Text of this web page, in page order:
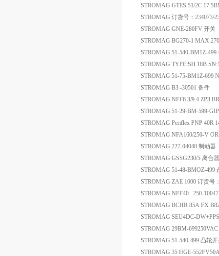
STROMAG GTES 51/2C
STROMAG 订货号：234073/
STROMAG GNE-280FV 开关
STROMAG BG270-1
STROMAG 51-540-BM1Z-
STROMAG TYPE:SH 18B
STROMAG 51-75-BM1Z-699
STROMAG B3 -30501 备件
STROMAG NFF6.3/9.4 ZP3
STROMAG 51-29-BM-599-
STROMAG Periflex PNP 40R
STROMAG NFA160/250-V
STROMAG 227-04048 制动器
STROMAG GSSG230/5 离合
STROMAG 51-48-BMOZ-499
STROMAG ZAE 1000 订货号
STROMAG NFF40 250-
STROMAG BCHR 85A FX
STROMAG SEU4DC-
STROMAG 29BM-
STROMAG 51-540-499 凸轮
STROMAG 35 HGE-